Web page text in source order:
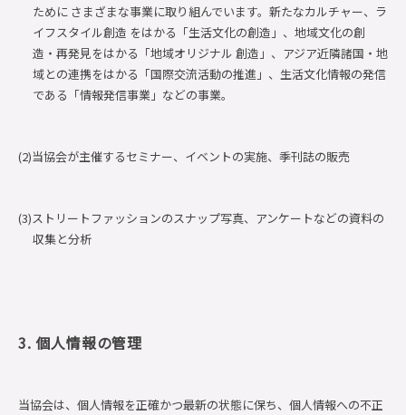
ために さまざまな事業に取り組んでいます。新たなカルチャー、ラ
イフスタイル創造 をはかる「生活文化の創造」、地域文化の創
造・再発見をはかる「地域オリジナル 創造」、アジア近隣諸国・地
域との連携をはかる「国際交流活動の推進」、生活文化情報の発信
である「情報発信事業」などの事業。
(2)当協会が主催するセミナー、イベントの実施、季刊誌の販売
(3)ストリートファッションのスナップ写真、アンケートなどの資料の
収集と分析
3. 個人情報の管理
当協会は、個人情報を正確かつ最新の状態に保ち、個人情報への不正